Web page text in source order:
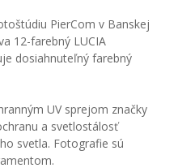
PierCom v Banskej
12-farebný LUCIA
dosiahnuteľný farebný
UV sprejom značky
a svetlostálosť
svetla. Fotografie sú